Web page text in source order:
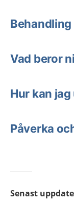
Behandling
Vad beror
Hur kan
Påverka
Senast